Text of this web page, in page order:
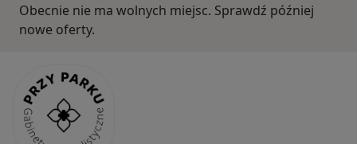
Obecnie nie ma wolnych miejsc. Sprawdź później
nowe oferty.